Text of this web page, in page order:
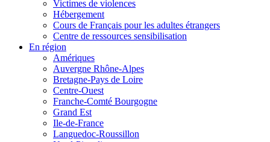
Victimes de violences
Hébergement
Cours de Français pour les adultes étrangers
Centre de ressources sensibilisation
En région
Amériques
Auvergne Rhône-Alpes
Bretagne-Pays de Loire
Centre-Ouest
Franche-Comté Bourgogne
Grand Est
Ile-de-France
Languedoc-Roussillon